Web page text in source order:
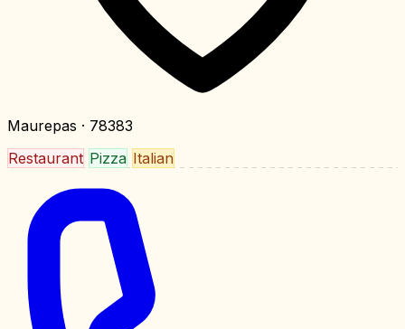
Maurepas · 78383
Restaurant Pizza Italian